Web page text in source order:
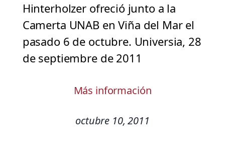
Hinterholzer ofreció junto a la
Camerta UNAB en Viña del Mar el
pasado 6 de octubre. Universia, 28
de septiembre de 2011
Más información
octubre 10, 2011